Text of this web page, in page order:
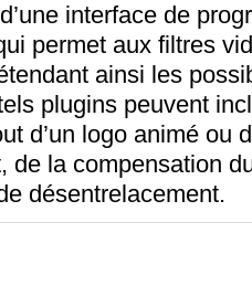
interface de
permet aux filtres
ainsi les
plugins peuvent
d’un logo animé ou
de la compensation
désentrelacement.